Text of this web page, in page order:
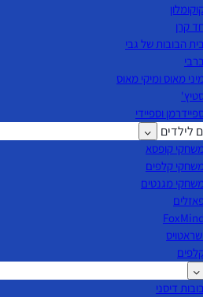
קרן
בית הבובות של גבי
ברבי
מיני מאוס ומיקי מאוס
וספיידי
לילדים
משחקי קופסא
משחקי קלפים
משחקי מגנטים
פאזלים
FoxMind
ישראטויס
בובות דיסני